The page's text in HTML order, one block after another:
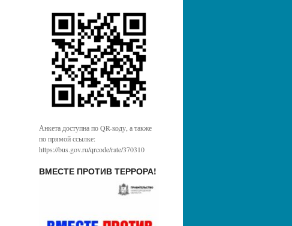
Анкета доступна по QR-коду, а также
по прямой ссылке:
https://bus.gov.ru/qrcode/rate/370310
ВМЕСТЕ ПРОТИВ ТЕРРОРА!